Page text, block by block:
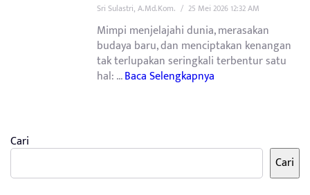
Sri Sulastri, A.Md.Kom. / 25 Mei 2026 12:32 AM
Mimpi menjelajahi dunia, merasakan
budaya baru, dan menciptakan kenangan
tak terlupakan seringkali terbentur satu
hal: ...Baca Selengkapnya
Cari
Cari